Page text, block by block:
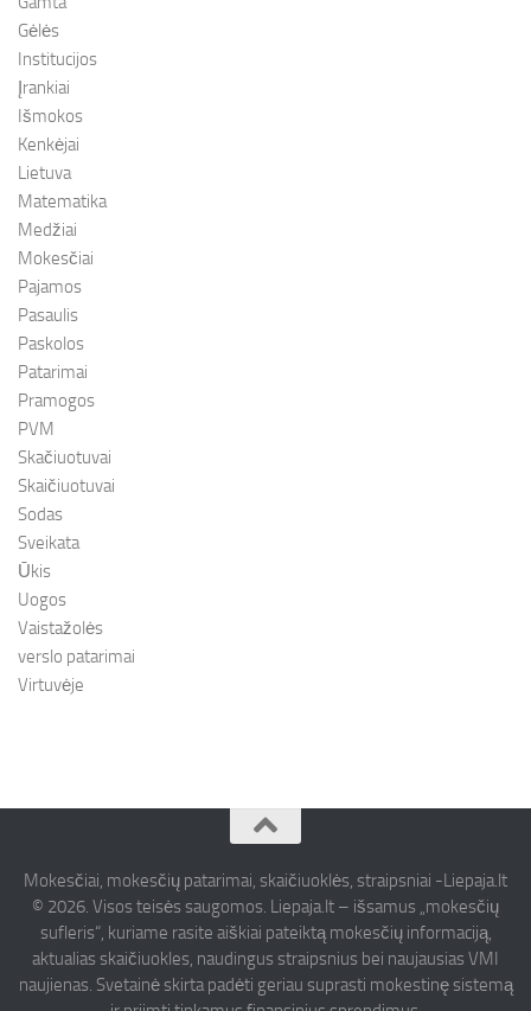
Gėlės
Institucijos
Įrankiai
Išmokos
Kenkėjai
Lietuva
Matematika
Medžiai
Mokesčiai
Pajamos
Pasaulis
Paskolos
Patarimai
Pramogos
PVM
Skačiuotuvai
Skaičiuotuvai
Sodas
Sveikata
Ūkis
Uogos
Vaistažolės
verslo patarimai
Virtuvėje
Mokesčiai, mokesčių patarimai, skaičiuoklės, straipsniai -Liepaja.lt
© 2026. Visos teisės saugomos. Liepaja.lt – išsamus „mokesčių
sufleris“, kuriame rasite aiškiai pateiktą mokesčių informaciją,
aktualias skaičiuokles, naudingus straipsnius bei naujausias VMI
naujienas. Svetainė skirta padėti geriau suprasti mokestinę sistemą